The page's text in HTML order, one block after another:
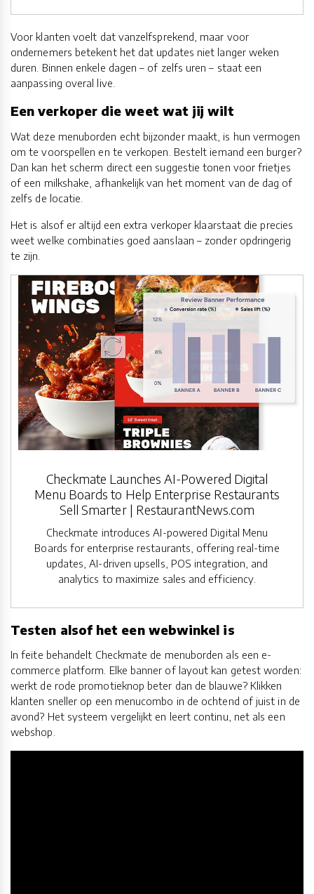
Voor klanten voelt dat vanzelfsprekend, maar voor
ondernemers betekent het dat updates niet langer weken
duren. Binnen enkele dagen – of zelfs uren – staat een
aanpassing overal live.
Een verkoper die weet wat jij wilt
Wat deze menuborden echt bijzonder maakt, is hun vermogen
om te voorspellen en te verkopen. Bestelt iemand een burger?
Dan kan het scherm direct een suggestie tonen voor frietjes
of een milkshake, afhankelijk van het moment van de dag of
zelfs de locatie.
Het is alsof er altijd een extra verkoper klaarstaat die precies
weet welke combinaties goed aanslaan – zonder opdringerig
te zijn.
Checkmate Launches AI-Powered Digital
Menu Boards to Help Enterprise Restaurants
Sell Smarter | RestaurantNews.com
Checkmate introduces AI-powered Digital Menu
Boards for enterprise restaurants, offering real-time
updates, AI-driven upsells, POS integration, and
analytics to maximize sales and efficiency.
Testen alsof het een webwinkel is
In feite behandelt Checkmate de menuborden als een e-
commerce platform. Elke banner of layout kan getest worden:
werkt de rode promotieknop beter dan de blauwe? Klikken
klanten sneller op een menucombo in de ochtend of juist in de
avond? Het systeem vergelijkt en leert continu, net als een
webshop.